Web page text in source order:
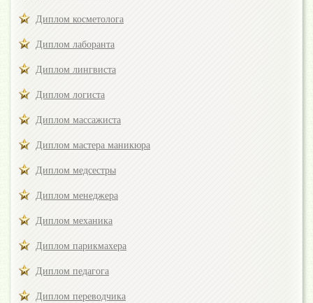
Диплом косметолога
Диплом лаборанта
Диплом лингвиста
Диплом логиста
Диплом массажиста
Диплом мастера маникюра
Диплом медсестры
Диплом менеджера
Диплом механика
Диплом парикмахера
Диплом педагога
Диплом переводчика